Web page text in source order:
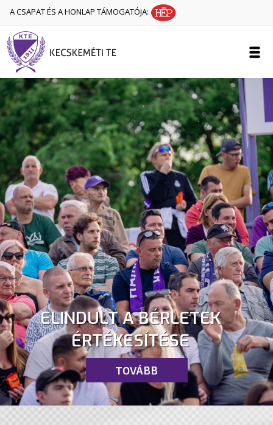
A CSAPAT ÉS A HONLAP TÁMOGATÓJA:
ELINDULT A BÉRLETEK
ÉRTÉKESÍTÉSE
TOVÁBB